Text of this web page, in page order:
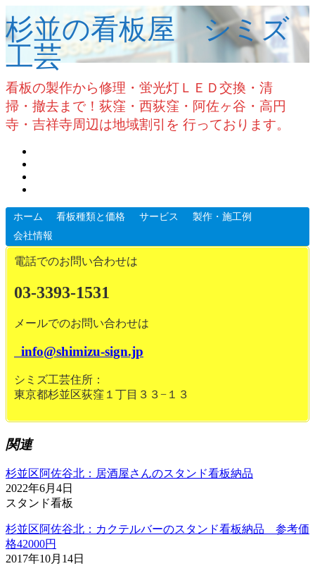
杉並の看板屋 シミズ
工芸
看板の製作から修理・蛍光灯ＬＥＤ交換・清
掃・撤去まで！荻窪・西荻窪・阿佐ヶ谷・高円
寺・吉祥寺周辺は地域割引を 行っております。
ホーム 看板種類と価格 サービス
製作・施工例
会社情報
電話でのお問い合わせは
03-3393-1531
メールでのお問い合わせは
info@shimizu-sign.jp
シミズ工芸住所：
東京都杉並区荻窪１丁目３３−１３
関連
杉並区阿佐谷北：居酒屋さんのスタンド看板納品
2022年6月4日
スタンド看板
杉並区阿佐谷北：カクテルバーのスタンド看板納品 参考価
格42000円
2017年10月14日